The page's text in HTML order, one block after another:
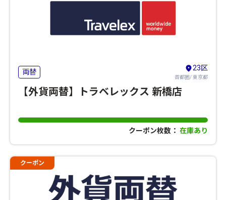
両替 23区
首都圏/ 東京都
【外貨両替】トラベレックス 新橋店
クーポン枚数： 在庫あり
クーポン